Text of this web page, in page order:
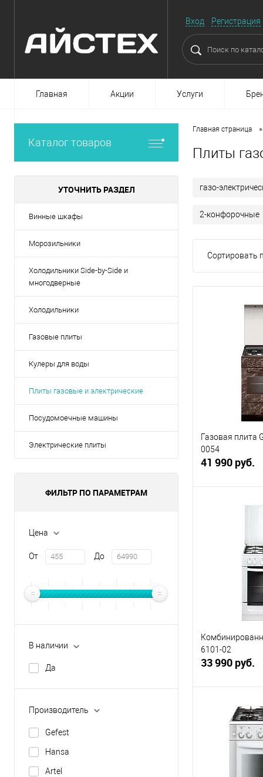
Вход Регистрация
Главная Акции Услуги
Каталог товаров
УТОЧНИТЬ РАЗДЕЛ
Винные шкафы
Морозильники
Холодильники Side-by-Side и
многодверные
Холодильники
Газовые плиты
Кулеры для воды
Плиты газовые и электрические
Посудомоечные машины
Электрические плиты
ФИЛЬТР ПО ПАРАМЕТРАМ
Цена
От До
В наличии
Да
Производитель
Gefest
Hansa
Artel
Главная страница •
Плиты
газо-
2-конфорочные
Сортировать
Газовая плита
0054
41 990 руб.
В
В избранное
6101-02
33 990 руб.
В
Купить в 1
В избранное